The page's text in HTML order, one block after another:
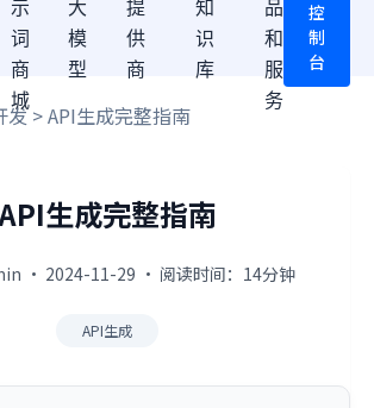
示
词
商
城
大
模
型
提
供
商
知
识
库
品
和
服
务
控
制
台
发> API生成完整指南
生成完整指南
· 2024-11-29 · 阅读时间：14分钟
API生成